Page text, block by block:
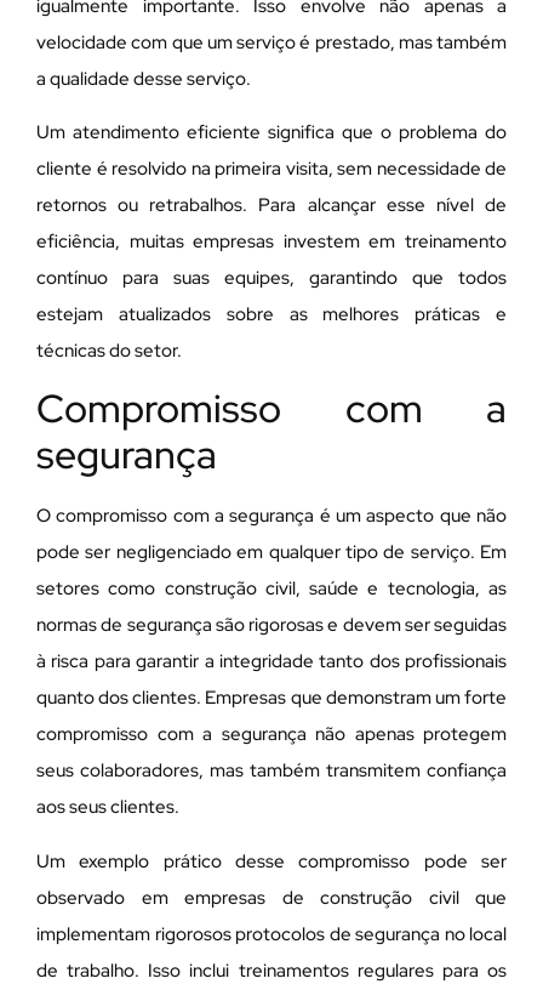
igualmente importante. Isso envolve não apenas a
velocidade com que um serviço é prestado, mas também
a qualidade desse serviço.
Um atendimento eficiente significa que o problema do
cliente é resolvido na primeira visita, sem necessidade de
retornos ou retrabalhos. Para alcançar esse nível de
eficiência, muitas empresas investem em treinamento
contínuo para suas equipes, garantindo que todos
estejam atualizados sobre as melhores práticas e
técnicas do setor.
Compromisso com a
segurança
O compromisso com a segurança é um aspecto que não
pode ser negligenciado em qualquer tipo de serviço. Em
setores como construção civil, saúde e tecnologia, as
normas de segurança são rigorosas e devem ser seguidas
à risca para garantir a integridade tanto dos profissionais
quanto dos clientes. Empresas que demonstram um forte
compromisso com a segurança não apenas protegem
seus colaboradores, mas também transmitem confiança
aos seus clientes.
Um exemplo prático desse compromisso pode ser
observado em empresas de construção civil que
implementam rigorosos protocolos de segurança no local
de trabalho. Isso inclui treinamentos regulares para os